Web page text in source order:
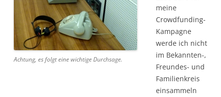
Achtung, es folgt eine wichtige Durchsage.
meine
Crowdfunding-
Kampagne
werde ich nicht
im Bekannten-,
Freundes- und
Familienkreis
einsammeln